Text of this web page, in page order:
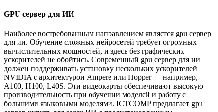
GPU сервер для ИИ
Наиболее востребованным направлением является gpu сервер
для ии. Обучение сложных нейросетей требует огромных
вычислительных мощностей, и здесь без графических
ускорителей не обойтись. Современный gpu сервер для ии
должен поддерживать установку нескольких ускорителей
NVIDIA с архитектурой Ampere или Hopper — например,
A100, H100, L40S. Эти видеокарты обеспечивают высокую
производительность при обучении моделей и работу с
большими языковыми моделями. ICTCOMP предлагает gpu